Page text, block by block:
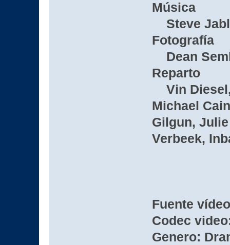
Música
Steve
Fotografía
Dean
Reparto
Vin
Michael
Gilgun,
Verbeek,
Fuente
Codec
Genero: